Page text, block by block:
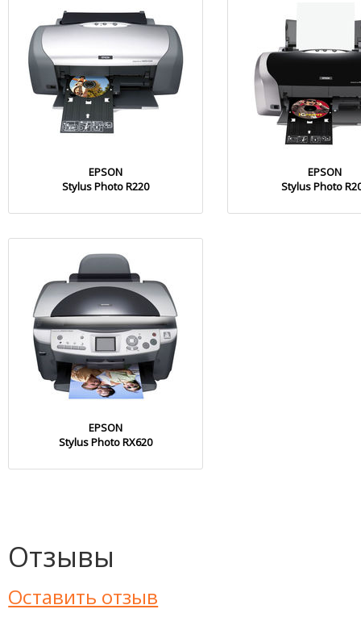
EPSON
Stylus Photo R220
EPSON
Stylus Photo
EPSON
Stylus Photo RX620
Отзывы
Оставить отзыв